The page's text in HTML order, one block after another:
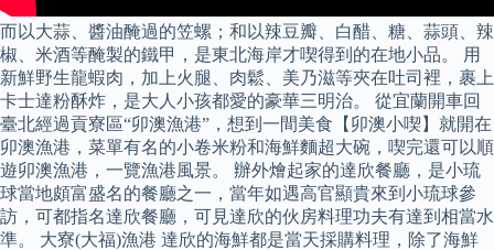
而以大蒜、醬油醃過的笠螺；和以辣豆瓣、白醋、糖、蒜頭、辣
椒、米酒等醃製的鐵甲，是東北海岸才喫得到的在地小品。 用
新鮮野生龍蝦肉，加上火腿、肉鬆、美乃滋等夾在吐司裡，裹上
卡士達粉酥炸，是大人小孩都愛的豪華三明治。 從宜蘭開車回
臺北經過貢寮區“卯澳漁港”，想到一間美食【卯澳小喫】就開在
卯澳漁港，菜單有名的小卷米粉和海鮮麵超大碗，喫完還可以順
遊卯澳漁港，一覽漁港風景。 辦外燴起家的達欣餐廳，是小琉
球當地頗富盛名的餐廳之一，當年如遇高官顯貴來到小琉球參
訪，可都指名達欣餐廳，可見達欣的伙房料理功夫有達到相當水
準。 大寮(大福)漁港 達欣的海鮮都是當天採購料理，除了海鮮